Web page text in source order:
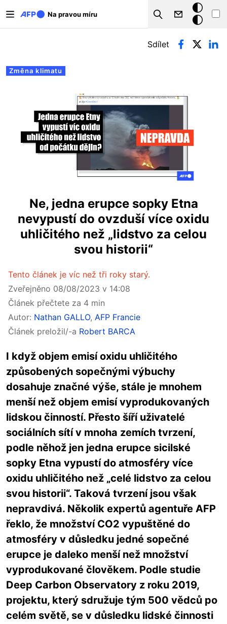
Na pravou míru
Search
Tmavý
režim
Hlavní záložky
Změna klimatu
Sdílet
Ne, jedna erupce sopky Etna
nevypustí do ovzduší více oxidu
uhličitého než „lidstvo za celou
svou historii“
Tento článek je víc než tři roky starý.
Zveřejněno 08/08/2023 v 14:08
Článek přečtete za 4 min
Autor: Nathan GALLO, AFP Francie
Článek preložil/-a Robert BARCA
I když objem emisí oxidu uhličitého
způsobených sopečnými výbuchy
dosahuje značné výše, stále je mnohem
menší než objem emisí vyprodukovaných
lidskou činností. Přesto šíří uživatelé
sociálních sítí v mnoha zemích tvrzení,
podle něhož jen jedna erupce sicilské
sopky Etna vypustí do atmosféry více
oxidu uhličitého než „celé lidstvo za celou
svou historii“. Taková tvrzení jsou však
nepravdivá. Několik expertů agentuře AFP
řeklo, že množství CO2 vypuštěné do
atmosféry v důsledku jedné sopečné
erupce je daleko menší než množství
vyprodukované člověkem. Podle studie
Deep Carbon Observatory z roku 2019,
projektu, který sdružuje tým 500 vědců po
celém světě, se v důsledku lidské činnosti